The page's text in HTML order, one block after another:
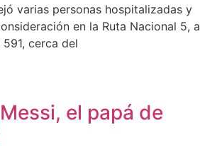
varias personas hospitalizadas y
en la Ruta Nacional 5, a
cerca del
el papá de